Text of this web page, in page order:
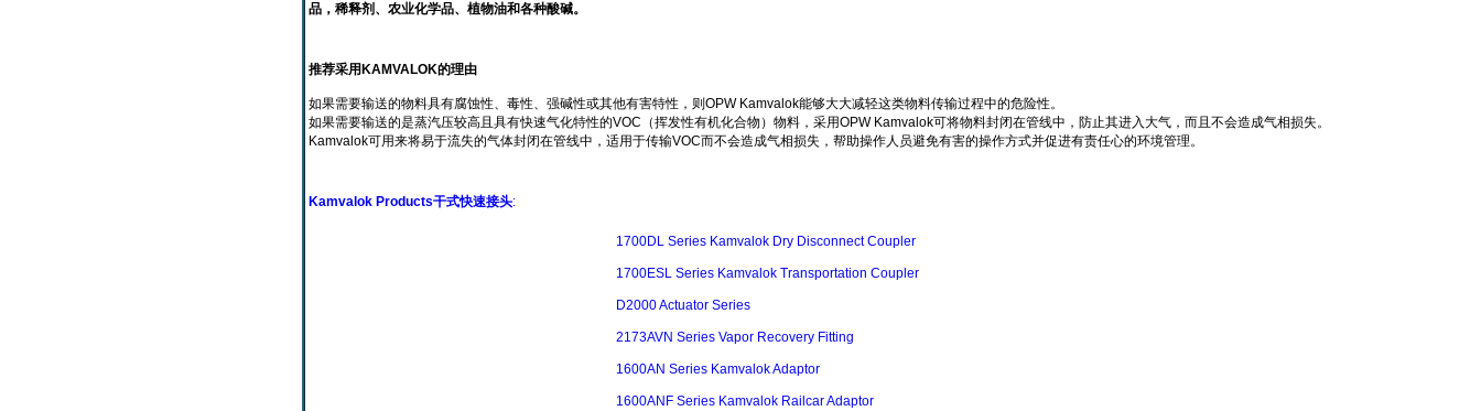
品，稀释剂、农业化学品、植物油和各种酸碱。
推荐采用KAMVALOK的理由
如果需要输送的物料具有腐蚀性、毒性、强碱性或其他有害特性，则OPW Kamvalok能够大大减轻这类物料传输过程中的危险性。
如果需要输送的是蒸汽压较高且具有快速气化特性的VOC（挥发性有机化合物）物料，采用OPW Kamvalok可将物料封闭在管线中，防止其进入大气，而且不会造成气相损失。
Kamvalok可用来将易于流失的气体封闭在管线中，适用于传输VOC而不会造成气相损失，帮助操作人员避免有害的操作方式并促进有责任心的环境管理。
Kamvalok Products干式快速接头:
1700DL Series Kamvalok Dry Disconnect Coupler
1700ESL Series Kamvalok Transportation Coupler
D2000 Actuator Series
2173AVN Series Vapor Recovery Fitting
1600AN Series Kamvalok Adaptor
1600ANF Series Kamvalok Railcar Adaptor